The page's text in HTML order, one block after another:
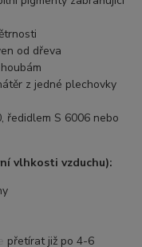
od dřeva
z jedné plechovky
ředidlem S 6006 nebo
vlhkosti vzduchu):
přetírat již po 4-6